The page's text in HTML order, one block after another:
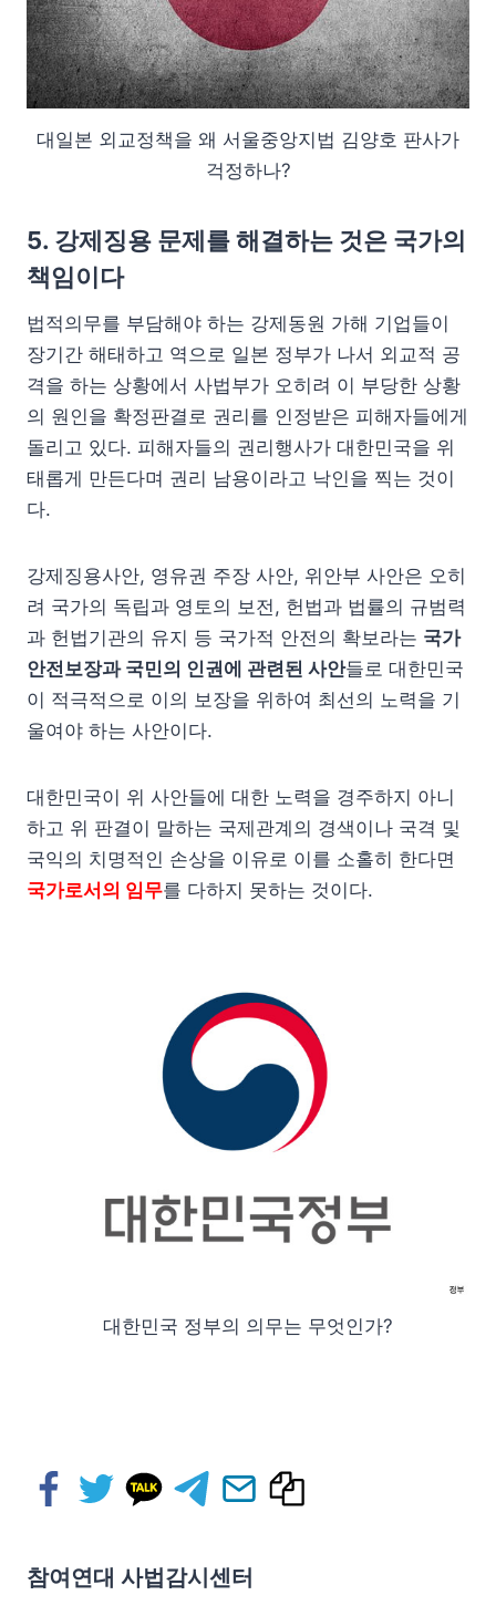
대일본 외교정책을 왜 서울중앙지법 김양호 판사가
걱정하나?
5. 강제징용 문제를 해결하는 것은 국가의
책임이다
법적의무를 부담해야 하는 강제동원 가해 기업들이
장기간 해태하고 역으로 일본 정부가 나서 외교적 공
격을 하는 상황에서 사법부가 오히려 이 부당한 상황
의 원인을 확정판결로 권리를 인정받은 피해자들에게
돌리고 있다. 피해자들의 권리행사가 대한민국을 위
태롭게 만든다며 권리 남용이라고 낙인을 찍는 것이
다.
강제징용사안, 영유권 주장 사안, 위안부 사안은 오히
려 국가의 독립과 영토의 보전, 헌법과 법률의 규범력
과 헌법기관의 유지 등 국가적 안전의 확보라는 국가
안전보장과 국민의 인권에 관련된 사안들로 대한민국
이 적극적으로 이의 보장을 위하여 최선의 노력을 기
울여야 하는 사안이다.
대한민국이 위 사안들에 대한 노력을 경주하지 아니
하고 위 판결이 말하는 국제관계의 경색이나 국격 및
국익의 치명적인 손상을 이유로 이를 소홀히 한다면
국가로서의 임무를 다하지 못하는 것이다.
대한민국 정부의 의무는 무엇인가?
참여연대 사법감시센터